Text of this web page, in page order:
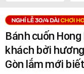
Bánh cuốn
khách bởi
Gòn lắm mới